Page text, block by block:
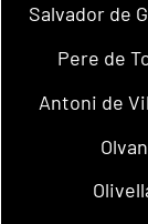
Salvador de
Pere de
Antoni de
Olvan